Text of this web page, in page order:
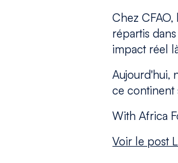
Chez
répartis
impact réel
Aujourd'hui,
ce continent
With Africa
Voir le post